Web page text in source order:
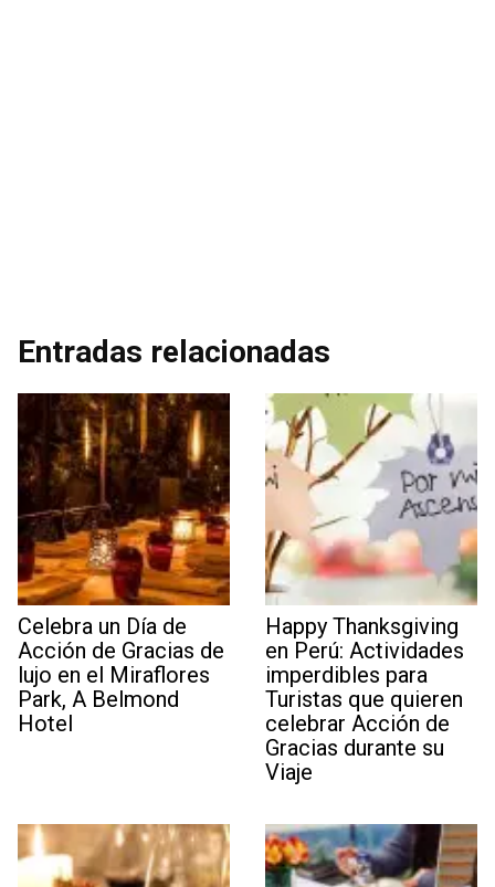
Entradas relacionadas
Celebra un Día de
Acción de Gracias de
lujo en el Miraflores
Park, A Belmond
Hotel
Happy Thanksgiving
en Perú: Actividades
imperdibles para
Turistas que quieren
celebrar Acción de
Gracias durante su
Viaje